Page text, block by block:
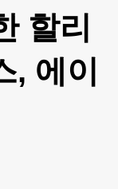
할리
, 에이